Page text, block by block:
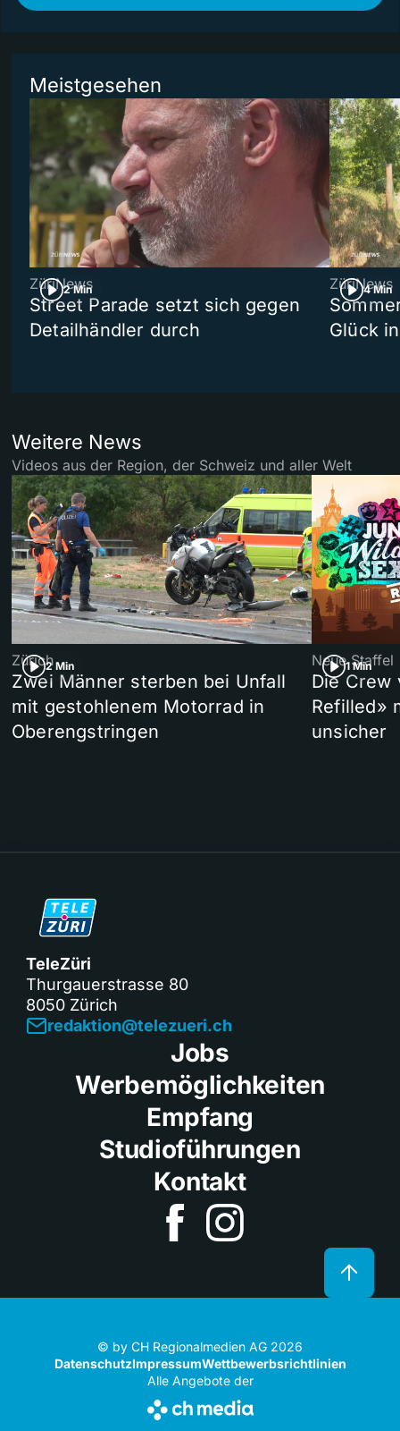
Meistgesehen
2 Min
ZüriNews
Street Parade setzt sich gegen
Detailhändler durch
4 Min
ZüriNews
Glück
Weitere News
Videos aus der Region, der Schweiz und aller Welt
2 Min
Zürich
Zwei Männer sterben bei Unfall
mit gestohlenem Motorrad in
Oberengstringen
1 Min
Neue Staffel
Die Crew
Refilled»
unsicher
TeleZüri
Thurgauerstrasse 80
8050 Zürich
redaktion@telezueri.ch
Jobs
Werbemöglichkeiten
Empfang
Studioführungen
Kontakt
© by CH Regionalmedien AG 2026
DatenschutzImpressumWettbewerbsrichtlinien
Alle Angebote der